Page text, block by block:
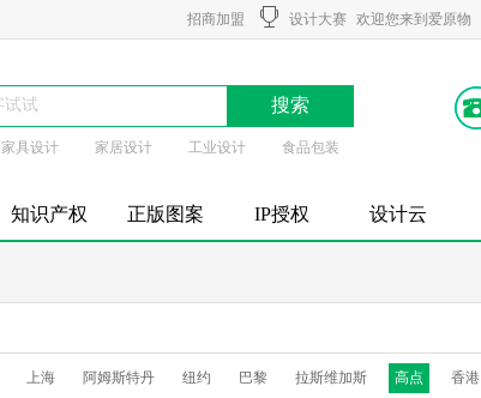
招商加盟 设计大赛 欢迎您来到爱原物
家具设计 家居设计 工业设计 食品包装
知识产权 正版图案 IP授权 设计云
上海 阿姆斯特丹 纽约 巴黎 拉斯维加斯 高点 香港